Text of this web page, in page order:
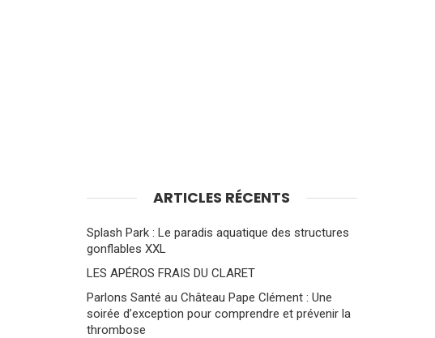
ARTICLES RÉCENTS
Splash Park : Le paradis aquatique des structures
gonflables XXL
LES APÉROS FRAIS DU CLARET
Parlons Santé au Château Pape Clément : Une
soirée d’exception pour comprendre et prévenir la
thrombose